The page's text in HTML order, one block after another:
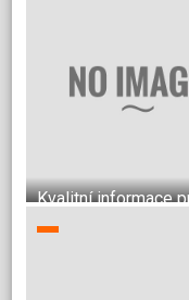
Kvalitní informace